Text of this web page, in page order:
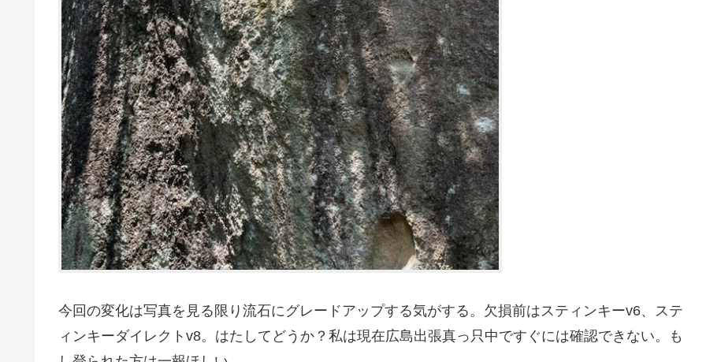
今回の変化は写真を見る限り流石にグレードアップする気がする。欠損前はスティンキーv6、ステ
ィンキーダイレクトv8。はたしてどうか？私は現在広島出張真っ只中ですぐには確認できない。も